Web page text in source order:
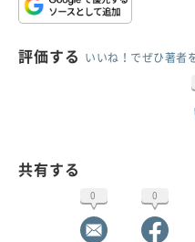
評価する いいね！でぜひ著者
共有する
0 0